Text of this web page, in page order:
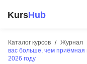
KursHub
Каталог курсов Журнал
вас больше, чем приёмная
2026 году